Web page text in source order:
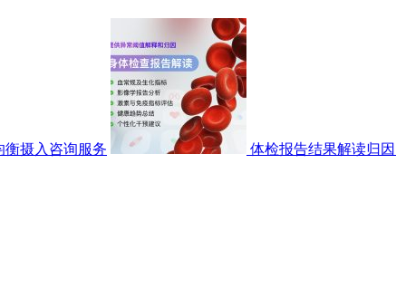
衡摄入咨询服务 体检报告结果解读归